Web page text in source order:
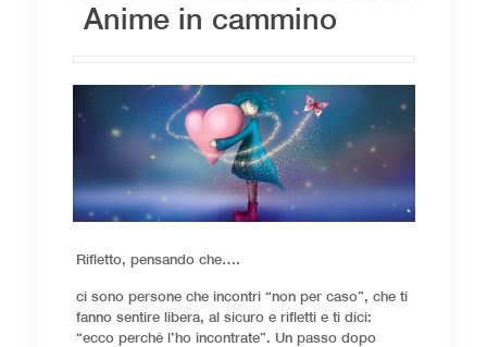
Anime in cammino
Rifletto, pensando che….
ci sono persone che incontri “non per caso”, che ti
fanno sentire libera, al sicuro e rifletti e ti dici:
“ecco perché l’ho incontrate”. Un passo dopo